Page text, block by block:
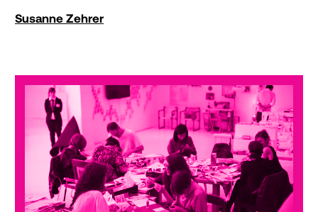
Susanne Zehrer